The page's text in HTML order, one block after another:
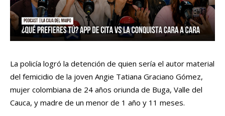
La policía logró la detención de quien sería el autor material
del femicidio de la joven Angie Tatiana Graciano Gómez,
mujer colombiana de 24 años oriunda de Buga, Valle del
Cauca, y madre de un menor de 1 año y 11 meses.